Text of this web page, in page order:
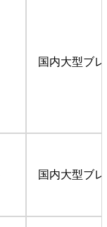
国内大型ブ
国内大型ブ